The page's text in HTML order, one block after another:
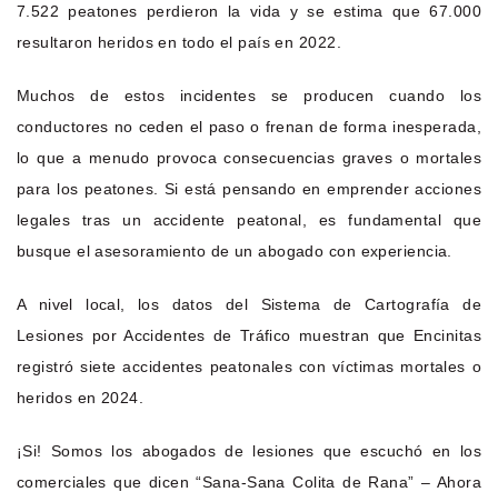
7.522 peatones perdieron la vida y se estima que 67.000
resultaron heridos en todo el país en 2022.
Muchos de estos incidentes se producen cuando los
conductores no ceden el paso o frenan de forma inesperada,
lo que a menudo provoca consecuencias graves o mortales
para los peatones. Si está pensando en emprender acciones
legales tras un accidente peatonal, es fundamental que
busque el asesoramiento de un abogado con experiencia.
A nivel local, los datos del Sistema de Cartografía de
Lesiones por Accidentes de Tráfico muestran que Encinitas
registró siete accidentes peatonales con víctimas mortales o
heridos en 2024.
¡Si! Somos los abogados de lesiones que escuchó en los
comerciales que dicen “Sana-Sana Colita de Rana” – Ahora